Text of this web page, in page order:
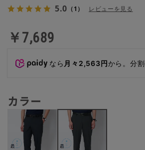
5.0 （1） レビューを見る
￥7,689
なら 月々2,563円から。分
カラー